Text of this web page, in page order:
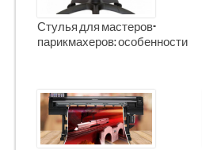
Стулья для мастеров-
парикмахеров: особенности